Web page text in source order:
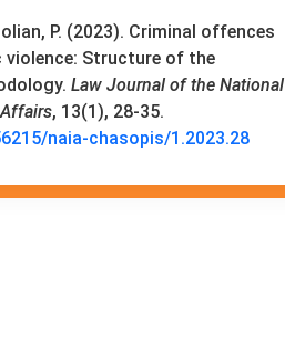
P. (2023). Criminal offences
Structure of the
Law Journal of the National
, 13(1), 28-35.
naia-chasopis/1.2023.28